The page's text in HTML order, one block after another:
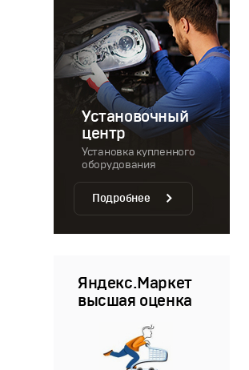
Установочный
центр
Установка купленного
оборудования
Подробнее
Яндекс.Маркет
высшая оценка